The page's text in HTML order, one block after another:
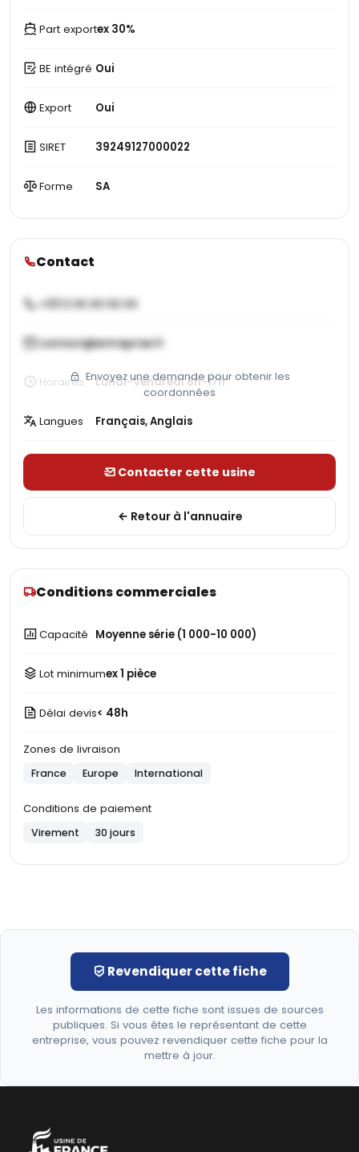
Part exportex 30%
BE intégré Oui
Export Oui
SIRET 39249127000022
Forme SA
Contact
+33 X XX XX XX XX
contact@entreprise.fr
Envoyez une demande pour obtenir les
coordonnées
Horaires Lundi-Vendredi 8h-17h
Langues Français, Anglais
Contacter cette usine
Retour à l'annuaire
Conditions commerciales
Capacité Moyenne série (1 000-10 000)
Lot minimumex 1 pièce
Délai devis< 48h
Zones de livraison
France Europe International
Conditions de paiement
Virement 30 jours
Revendiquer cette fiche
Les informations de cette fiche sont issues de sources
publiques. Si vous êtes le représentant de cette
entreprise, vous pouvez revendiquer cette fiche pour la
mettre à jour.